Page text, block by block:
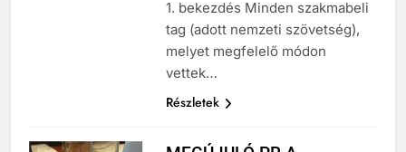
1. bekezdés Minden szakmabeli
tag (adott nemzeti szövetség),
melyet megfelelő módon